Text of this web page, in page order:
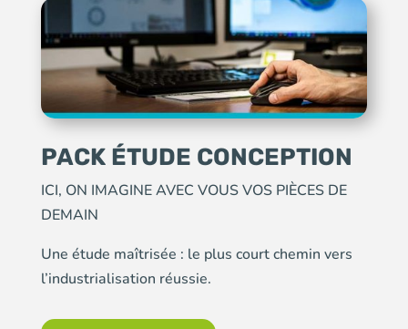
PACK ÉTUDE CONCEPTION
ICI, ON IMAGINE AVEC VOUS VOS PIÈCES DE
DEMAIN
Une étude maîtrisée : le plus court chemin vers
l’industrialisation réussie.